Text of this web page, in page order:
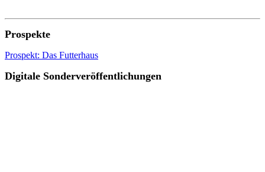
Prospekte
Prospekt: Das Futterhaus
Digitale Sonderveröffentlichungen